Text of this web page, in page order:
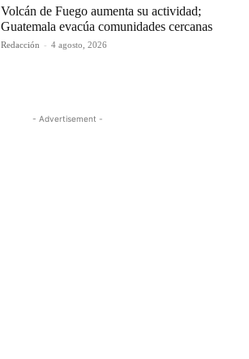
Volcán de Fuego aumenta su actividad;
Guatemala evacúa comunidades cercanas
Redacción - 4 agosto, 2026
- Advertisement -